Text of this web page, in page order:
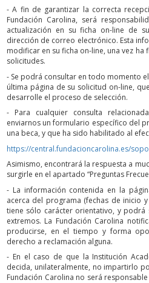
- A fin de garantizar la correcta
Fundación Carolina, será
actualización en su ficha on-line de
dirección de correo electrónico. Esta
modificar en su ficha on-line, una vez
solicitudes.
- Se podrá consultar en todo momento
última página de su solicitud on-line,
desarrolle el proceso de selección.
- Para cualquier consulta
enviarnos un formulario específico del
una beca, y que ha sido habilitado al
https://central.fundacioncarolina.es/
Asimismo, encontrará la respuesta a
surgirle en el apartado “Preguntas
- La información contenida en la
acerca del programa (fechas de inicio
tiene sólo carácter orientativo, y
extremos. La Fundación Carolina
producirse, en el tiempo y forma
derecho a reclamación alguna.
- En el caso de que la Institución
decida, unilateralmente, no impartirlo
Fundación Carolina no será